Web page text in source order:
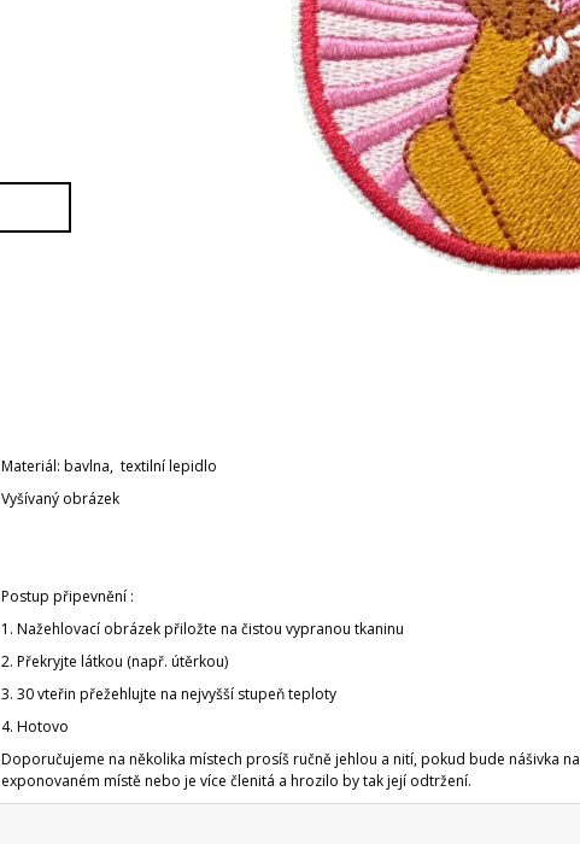
Materiál: bavlna, textilní lepidlo
Vyšívaný obrázek
Postup připevnění :
1. Nažehlovací obrázek přiložte na čistou vypranou tkaninu
2. Překryjte látkou (např. útěrkou)
3. 30 vteřin přežehlujte na nejvyšší stupeň teploty
4. Hotovo
Doporučujeme na několika místech prosíš ručně jehlou a nití, pokud bude nášivka na
exponovaném místě nebo je více členitá a hrozilo by tak její odtržení.